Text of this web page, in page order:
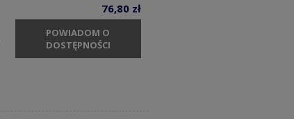
76,80 zł
POWIADOM O
DOSTĘPNOŚCI